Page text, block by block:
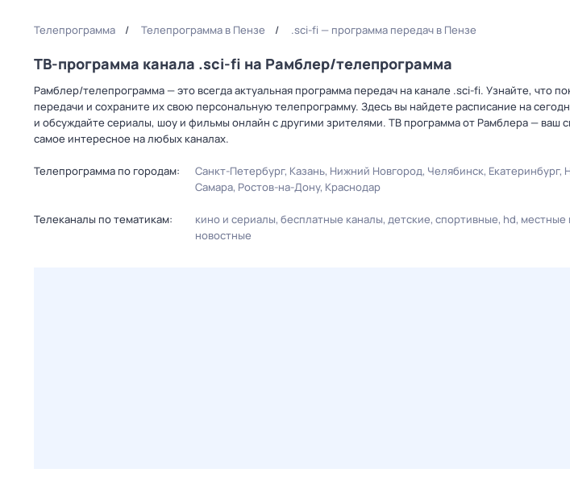
Телепрограмма Телепрограмма в Пензе .sci-fi — программа передач в Пензе
ТВ-программа канала .sci-fi на Рамблер/телепрограмма
Рамблер/телепрограмма — это всегда актуальная программа передач на канале .sci-fi. Узнайте, что
передачи и сохраните их свою персональную телепрограмму. Здесь вы найдете расписание на
и обсуждайте сериалы, шоу и фильмы онлайн с другими зрителями. ТВ программа от Рамблера — ваш
самое интересное на любых каналах.
Телепрограмма по городам: Санкт-Петербург Казань Нижний Новгород Челябинск Екатеринбург
Самара Ростов-на-Дону Краснодар
Телеканалы по тематикам: кино и сериалы бесплатные каналы детские спортивные hd местные
новостные